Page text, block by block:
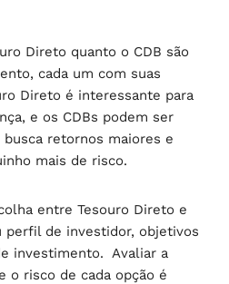
Direto quanto o CDB são
cada um com suas
Direto é interessante para
e os CDBs podem ser
retornos maiores e
mais de risco.
entre Tesouro Direto e
perfil de investidor, objetivos
investimento. Avaliar a
o risco de cada opção é